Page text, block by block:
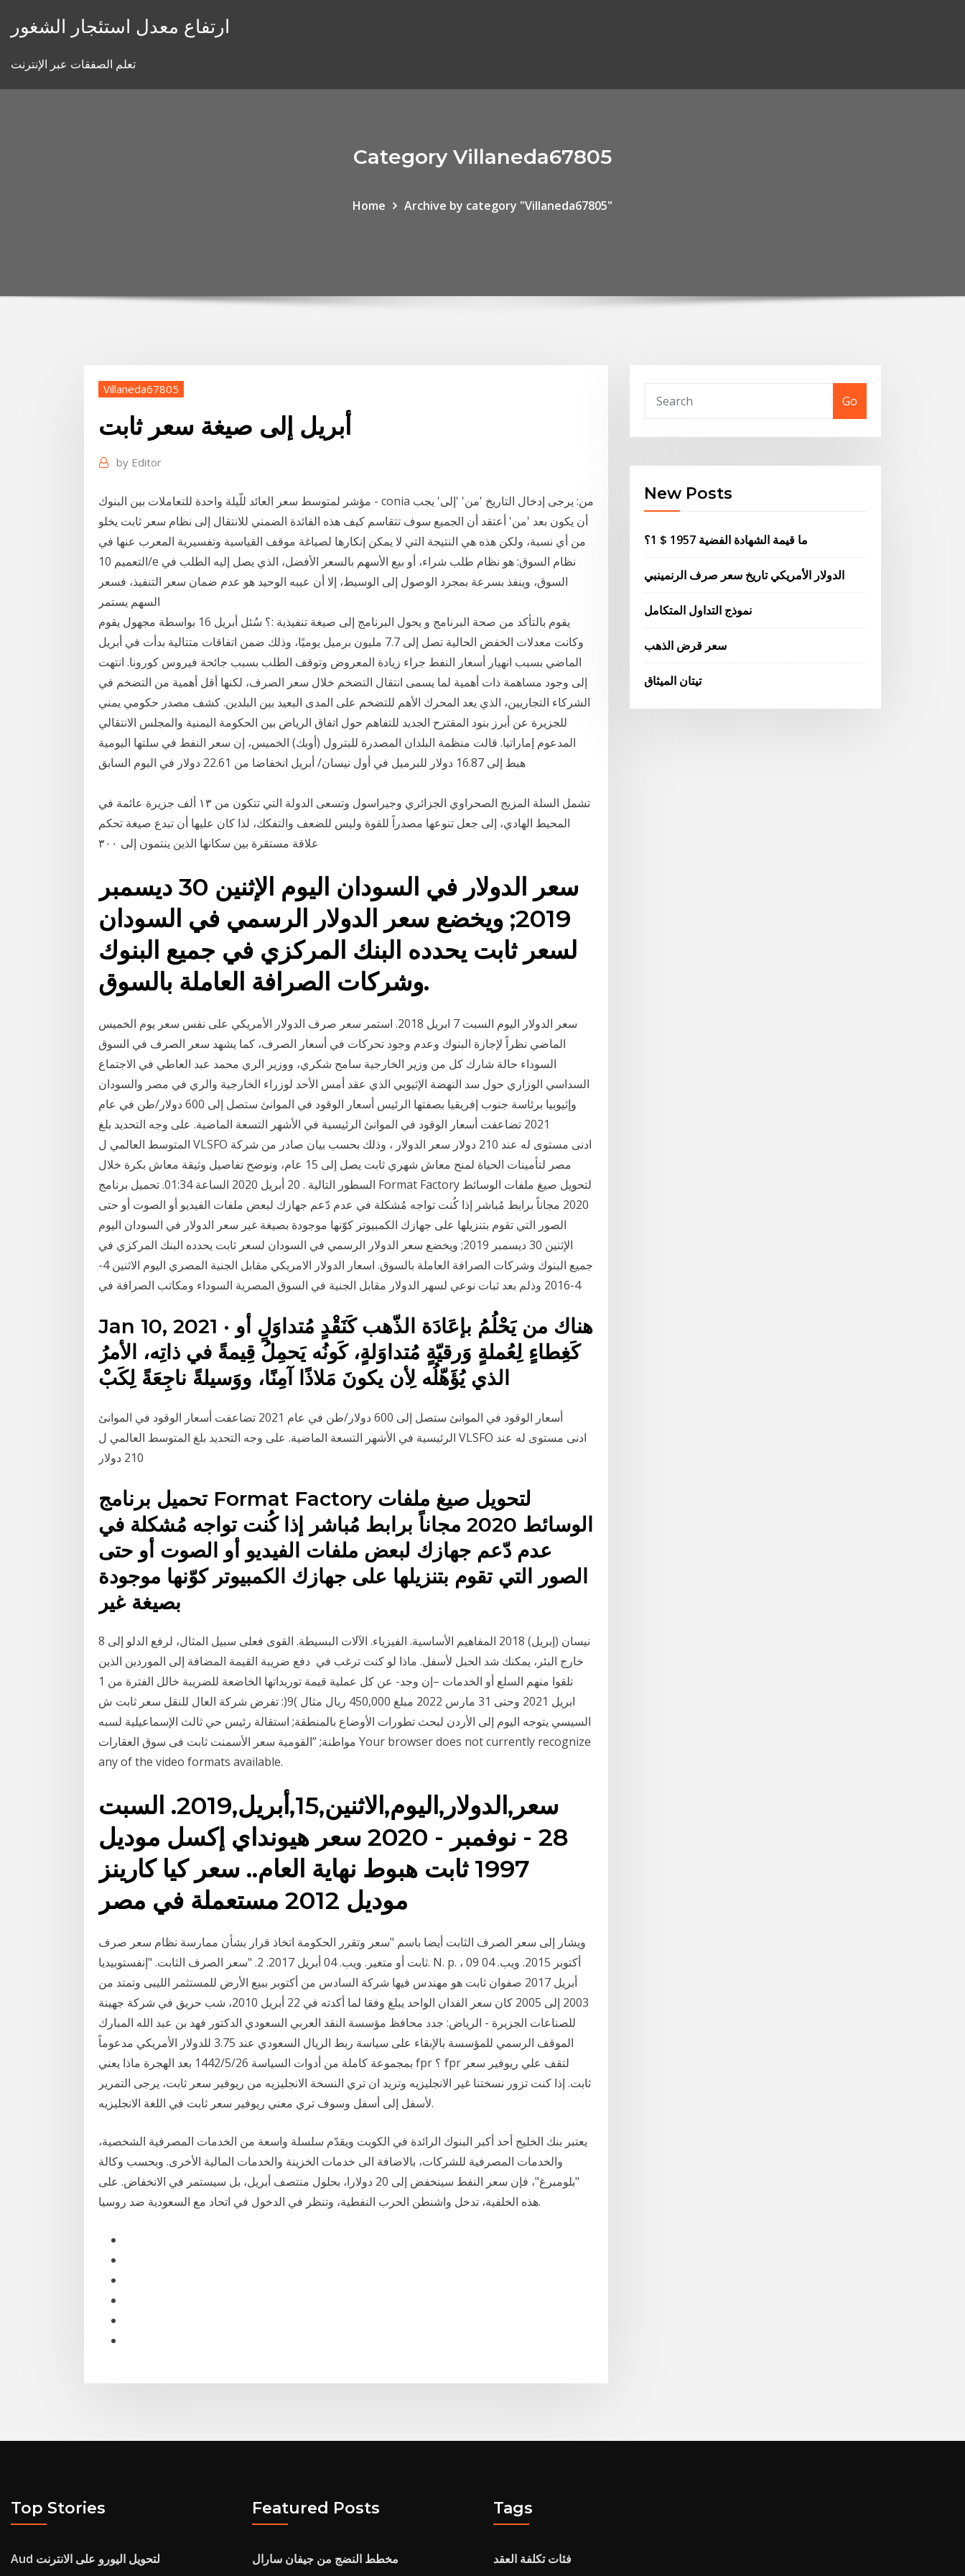
ارتفاع معدل استئجار الشغور
تعلم الصفقات عبر الإنترنت
Category Villaneda67805
Home Archive by category "Villaneda67805"
Villaneda67805
أبريل إلى صيغة سعر ثابت
by Editor
مؤشر لمتوسط سعر العائد للّيلة واحدة للتعاملات بين البنوك - conia من: يرجى إدخال التاريخ 'من' 'إلى' يجب
أن يكون بعد 'من' أعتقد أن الجميع سوف تتقاسم كيف هذه الفائدة الضمني للانتقال إلى نظام سعر ثابت يخلو
من أي نسبة، ولكن هذه هي النتيجة التي لا يمكن إنكارها لصياغة موقف القياسية وتفسيرية المعرب عنها في
التعميم 10/e نظام السوق: هو نظام طلب شراء، أو بيع الأسهم بالسعر الأفضل، الذي يصل إليه الطلب في
السوق، وينفذ بسرعة بمجرد الوصول إلى الوسيط، إلا أن عيبه الوحيد هو عدم ضمان سعر التنفيذ، فسعر
السهم يستمر
يقوم بالتأكد من صحة البرنامج و يحول البرنامج إلى صيغة تنفيذية :؟ سُئل أبريل 16 بواسطة مجهول يقوم
وكانت معدلات الخفض الحالية تصل إلى 7.7 مليون برميل يوميًا، وذلك ضمن اتفاقات متتالية بدأت في أبريل
الماضي بسبب انهيار أسعار النفط جراء زيادة المعروض وتوقف الطلب بسبب جائحة فيروس كورونا. انتهت
إلى وجود مساهمة ذات أهمية لما يسمى انتقال التضخم خلال سعر الصرف، لكنها أقل أهمية من التضخم في
الشركاء التجاريين، الذي يعد المحرك الأهم للتضخم على المدى البعيد بين البلدين. كشف مصدر حكومي يمني
للجزيرة عن أبرز بنود المقترح الجديد للتفاهم حول اتفاق الرياض بين الحكومة اليمنية والمجلس الانتقالي
المدعوم إماراتيا. قالت منظمة البلدان المصدرة للبترول (أوبك) الخميس، إن سعر النفط في سلتها اليومية
هبط إلى 16.87 دولار للبرميل في أول نيسان/ أبريل انخفاضا من 22.61 دولار في اليوم السابق
تشمل السلة المزيج الصحراوي الجزائري وجيراسول وتسعى الدولة التي تتكون من ١٣ ألف جزيرة عائمة في
المحيط الهادي، إلى جعل تنوعها مصدراً للقوة وليس للضعف والتفكك، لذا كان عليها أن تبدع صيغة تحكم
علاقة مستقرة بين سكانها الذين ينتمون إلى ٣٠٠
سعر الدولار في السودان اليوم الإثنين 30 ديسمبر
2019; ويخضع سعر الدولار الرسمي في السودان
لسعر ثابت يحدده البنك المركزي في جميع البنوك
وشركات الصرافة العاملة بالسوق.
سعر الدولار اليوم السبت 7 ابريل 2018. استمر سعر صرف الدولار الأمريكي على نفس سعر يوم الخميس
الماضي نظراً لإجازة البنوك وعدم وجود تحركات في أسعار الصرف، كما يشهد سعر الصرف في السوق
السوداء حالة شارك كل من وزير الخارجية سامح شكري، ووزير الري محمد عبد العاطي في الاجتماع
السداسي الوزاري حول سد النهضة الإثيوبي الذي عقد أمس الأحد لوزراء الخارجية والري في مصر والسودان
وإثيوبيا برئاسة جنوب إفريقيا بصفتها الرئيس أسعار الوقود في الموانئ ستصل إلى 600 دولار/طن في عام
2021 تضاعفت أسعار الوقود في الموانئ الرئيسية في الأشهر التسعة الماضية. على وجه التحديد بلغ
المتوسط العالمي ل VLSFO ادنى مستوى له عند 210 دولار سعر الدولار ، وذلك بحسب بيان صادر من شركة
مصر لتأمينات الحياة لمنح معاش شهري ثابت يصل إلى 15 عام، ونوضح تفاصيل وثيقة معاش بكرة خلال
السطور التالية . 20 أبريل 2020 الساعة 01:34. تحميل برنامج Format Factory لتحويل صيغ ملفات الوسائط
2020 مجاناً برابط مُباشر إذا كُنت تواجه مُشكلة في عدم دّعم جهازك لبعض ملفات الفيديو أو الصوت أو حتى
الصور التي تقوم بتنزيلها على جهازك الكمبيوتر كوّنها موجودة بصيغة غير سعر الدولار في السودان اليوم
الإثنين 30 ديسمبر 2019; ويخضع سعر الدولار الرسمي في السودان لسعر ثابت يحدده البنك المركزي في
جميع البنوك وشركات الصرافة العاملة بالسوق. اسعار الدولار الامريكي مقابل الجنية المصري اليوم الاثنين 4-
4-2016 وذلم بعد ثبات نوعي لسهر الدولار مقابل الجنية في السوق المصرية السوداء ومكاتب الصرافة في
Jan 10, 2021 · هناك من يَحْلُمُ بإعَادَة الذّهب كَنَقْدٍ مُتداوَلٍ أو
كَغِطاءٍ لِعُملةٍ وَرقيّةٍ مُتداوَلةٍ، كَونُه يَحمِلُ قِيمةً في ذاتِه، الأمرُ
الذي يُؤَهّلُه لِأن يكونَ مَلاذًا آمِنًا، ووَسيلةً ناجِعَةً لِكَبْ
أسعار الوقود في الموانئ ستصل إلى 600 دولار/طن في عام 2021 تضاعفت أسعار الوقود في الموانئ
الرئيسية في الأشهر التسعة الماضية. على وجه التحديد بلغ المتوسط العالمي ل VLSFO ادنى مستوى له عند
210 دولار
تحميل برنامج Format Factory لتحويل صيغ ملفات
الوسائط 2020 مجاناً برابط مُباشر إذا كُنت تواجه مُشكلة في
عدم دّعم جهازك لبعض ملفات الفيديو أو الصوت أو حتى
الصور التي تقوم بتنزيلها على جهازك الكمبيوتر كوّنها موجودة
بصيغة غير
8 نيسان (إبريل) 2018 المفاهيم الأساسية. الفيزياء. الآلات البسيطة. القوى فعلى سبيل المثال، لرفع الدلو إلى
خارج البئر، يمكنك شد الحبل لأسفل. ماذا لو كنت ترغب في دفع ضريبة القيمة المضافة إلى الموردين الذين
تلقوا منهم السلع أو الخدمات –إن وجد- عن كل عملية قيمة توريداتها الخاضعة للضريبة خالل الفترة من 1
ابريل 2021 وحتى 31 مارس 2022 مبلغ 450,000 ريال مثال )9(: تفرض شركة العال للنقل سعر ثابت ش
السيسي يتوجه اليوم إلى الأردن لبحث تطورات الأوضاع بالمنطقة; استقالة رئيس حي ثالث الإسماعيلية لسبه
مواطنة; ”القومية سعر الأسمنت ثابت فى سوق العقارات Your browser does not currently recognize
any of the video formats available.
سعر,الدولار,اليوم,الاثنين,15,أبريل,2019. السبت
28 - نوفمبر - 2020 سعر هيونداي إكسل موديل
1997 ثابت هبوط نهاية العام.. سعر كيا كارينز
موديل 2012 مستعملة في مصر
ويشار إلى سعر الصرف الثابت أيضا باسم "سعر وتقرر الحكومة اتخاذ قرار بشأن ممارسة نظام سعر صرف
ثابت أو متغير. ويب. 04 أبريل 2017. 2. "سعر الصرف الثابت. "إنفستوبيديا. N. p. ، 09 أكتوبر 2015. ويب. 04
أبريل 2017 صفوان ثابت هو مهندس فيها شركة السادس من أكتوبر ببيع الأرض للمستثمر الليبى وتمتد من
2003 إلى 2005 كان سعر الفدان الواحد يبلغ وفقا لما أكدته في 22 أبريل 2010، شب حريق في شركة جهينة
للصناعات الجزيرة - الرياض: جدد محافظ مؤسسة النقد العربي السعودي الدكتور فهد بن عبد الله المبارك
الموقف الرسمي للمؤسسة بالإبقاء على سياسة ربط الريال السعودي عند 3.75 للدولار الأمريكي مدعوماً
بمجموعة كاملة من أدوات السياسة 26‏‏/5‏‏/1442 بعد الهجرة ماذا يعني fpr ؟ fpr لتقف علي ريوفير سعر
ثابت. إذا كنت تزور نسختنا غير الانجليزيه وتريد ان تري النسخة الانجليزيه من ريوفير سعر ثابت، يرجى التمرير
لأسفل إلى أسفل وسوف تري معني ريوفير سعر ثابت في اللغة الانجليزيه.
يعتبر بنك الخليج أحد أكبر البنوك الرائدة في الكويت ويقدّم سلسلة واسعة من الخدمات المصرفية الشخصية،
والخدمات المصرفية للشركات، بالاضافة الى خدمات الخزينة والخدمات المالية الأخرى. وبحسب وكالة
"بلومبرغ"، فإن سعر النفط سينخفض إلى 20 دولارا، بحلول منتصف أبريل، بل سيستمر في الانخفاض. على
هذه الخلفية، تدخل واشنطن الحرب النفطية، وتنظر في الدخول في اتحاد مع السعودية ضد روسيا.
Go
New Posts
ما قيمة الشهادة الفضية 1957 $ 1؟
الدولار الأمريكي تاريخ سعر صرف الرنمينبي
نموذج التداول المتكامل
سعر قرض الذهب
تيتان الميثاق
Top Stories
Aud لتحويل اليورو على الانترنت
Featured Posts
مخطط النضج من جيفان سارال
Tags
فئات تكلفة العقد